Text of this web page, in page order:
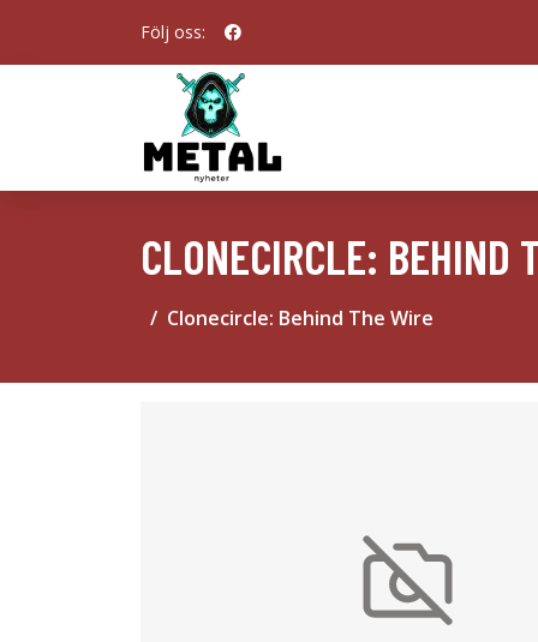
Följ oss:
CLONECIRCLE: BEHIND
Clonecircle: Behind The Wire